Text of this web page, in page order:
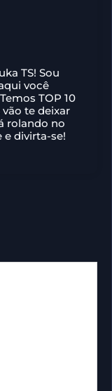
TS! Sou
você
TOP 10
te deixar
rolando no
e divirta-se!